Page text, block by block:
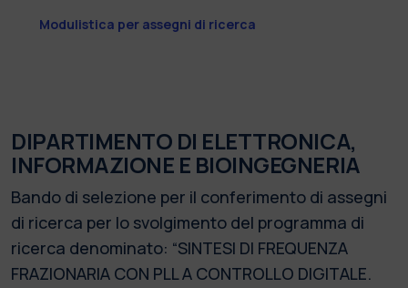
Modulistica per assegni di ricerca
DIPARTIMENTO DI ELETTRONICA,
INFORMAZIONE E BIOINGEGNERIA
Bando di selezione per il conferimento di assegni
di ricerca per lo svolgimento del programma di
ricerca denominato: “SINTESI DI FREQUENZA
FRAZIONARIA CON PLL A CONTROLLO DIGITALE.